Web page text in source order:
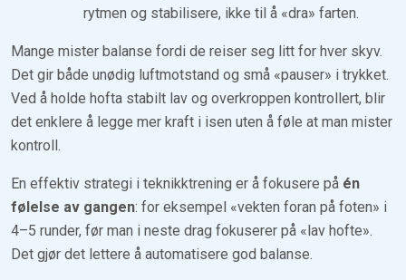
rytmen og stabilisere, ikke til å «dra» farten.
Mange mister balanse fordi de reiser seg litt for hver skyv.
Det gir både unødig luftmotstand og små «pauser» i trykket.
Ved å holde hofta stabilt lav og overkroppen kontrollert, blir
det enklere å legge mer kraft i isen uten å føle at man mister
kontroll.
En effektiv strategi i teknikktrening er å fokusere på én
følelse av gangen: for eksempel «vekten foran på foten» i
4–5 runder, før man i neste drag fokuserer på «lav hofte».
Det gjør det lettere å automatisere god balanse.